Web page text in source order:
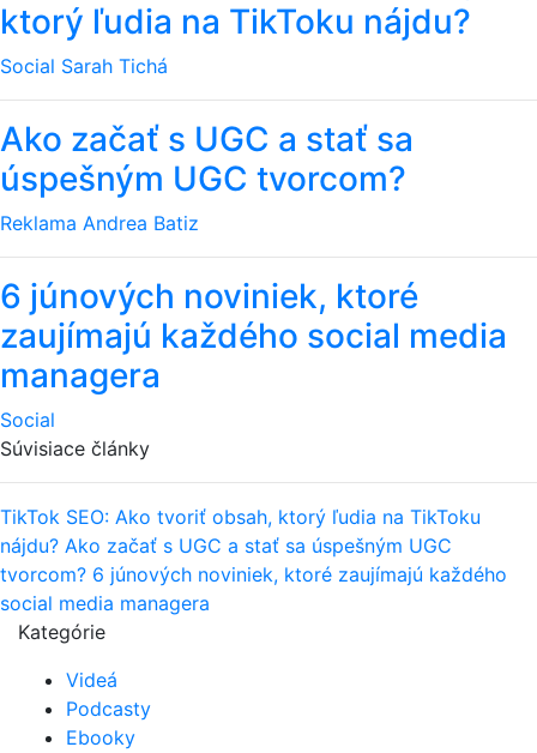
ktorý ľudia na TikToku nájdu?
Social Sarah Tichá
Ako začať s UGC a stať sa
úspešným UGC tvorcom?
Reklama Andrea Batiz
6 júnových noviniek, ktoré
zaujímajú každého social media
managera
Social
Súvisiace články
TikTok SEO: Ako tvoriť obsah, ktorý ľudia na TikToku
nájdu? Ako začať s UGC a stať sa úspešným UGC
tvorcom? 6 júnových noviniek, ktoré zaujímajú každého
social media managera
Kategórie
Videá
Podcasty
Ebooky